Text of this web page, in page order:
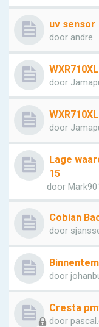
uv sensor
door andre
door
door
Lage
15
door
Cobian
door
door
Cresta
door